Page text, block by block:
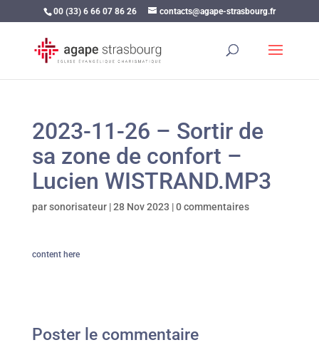
00 (33) 6 66 07 86 26 contacts@agape-strasbourg.fr
2023-11-26 – Sortir de
sa zone de confort –
Lucien WISTRAND.MP3
parsonorisateur|28 Nov 2023 |0 commentaires
content here
Poster le commentaire